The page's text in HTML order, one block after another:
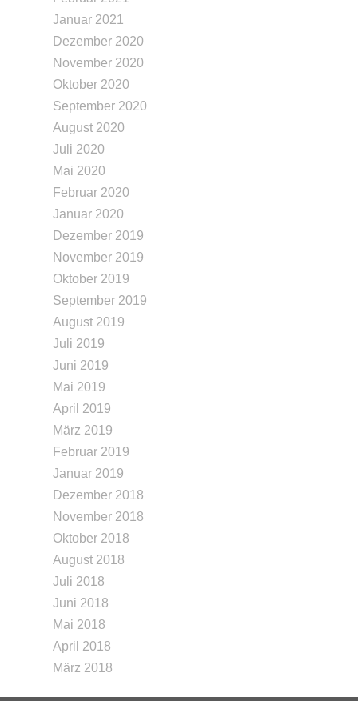
Januar 2021
Dezember 2020
November 2020
Oktober 2020
September 2020
August 2020
Juli 2020
Mai 2020
Februar 2020
Januar 2020
Dezember 2019
November 2019
Oktober 2019
September 2019
August 2019
Juli 2019
Juni 2019
Mai 2019
April 2019
März 2019
Februar 2019
Januar 2019
Dezember 2018
November 2018
Oktober 2018
August 2018
Juli 2018
Juni 2018
Mai 2018
April 2018
März 2018